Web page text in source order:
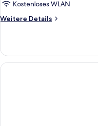
Kostenloses WLAN
Weitere Details
Weitere